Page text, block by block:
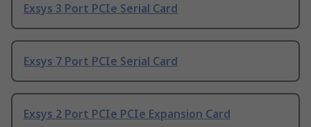
Exsys 3 Port PCIe Serial Card
Exsys 7 Port PCIe Serial Card
Exsys 2 Port PCIe PCIe Expansion Card